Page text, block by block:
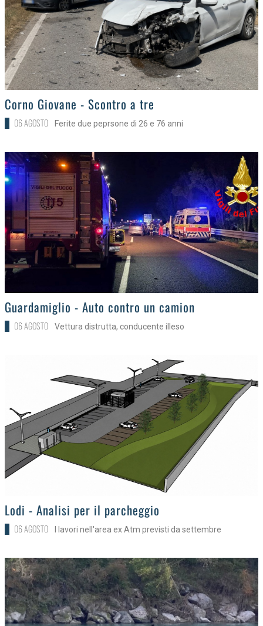
>
Corno Giovane - Scontro a tre
06 AGOSTO Ferite due peprsone di 26 e 76 anni
>
Guardamiglio - Auto contro un camion
06 AGOSTO Vettura distrutta, conducente illeso
>Lodi - Analisi per il parcheggio
06 AGOSTO I lavori nell'area ex Atm previsti da settembre